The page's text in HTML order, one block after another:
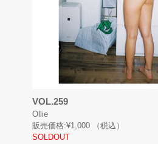
VOL.259
Ollie
販売価格:¥1,000
（税込）
SOLDOUT